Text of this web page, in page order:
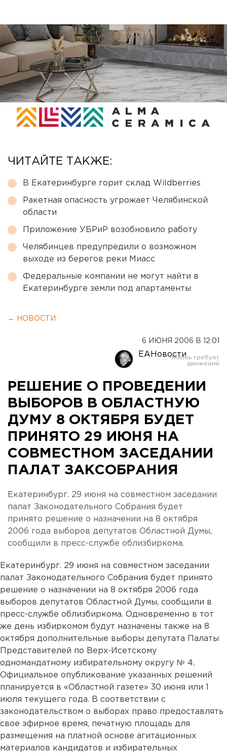
ЧИТАЙТЕ ТАКЖЕ:
В Екатеринбурге горит склад Wildberries
Ракетная опасность угрожает Челябинской
области
Приложение УБРиР возобновило работу
Челябинцев предупредили о возможном
выходе из берегов реки Миасс
Федеральные компании не могут найти в
Екатеринбурге земли под апартаменты
← НОВОСТИ
6 ИЮНЯ 2006 В 12:01
ЕАНовости
РЕШЕНИЕ О ПРОВЕДЕНИИ
ВЫБОРОВ В ОБЛАСТНУЮ
ДУМУ 8 ОКТЯБРЯ БУДЕТ
ПРИНЯТО 29 ИЮНЯ НА
СОВМЕСТНОМ ЗАСЕДАНИИ
ПАЛАТ ЗАКСОБРАНИЯ
Екатеринбург. 29 июня на совместном заседании
палат Законодательного Собрания будет
принято решение о назначении на 8 октября
2006 года выборов депутатов Областной Думы,
сообщили в пресс-службе облизбиркома.
Екатеринбург. 29 июня на совместном заседании
палат Законодательного Собрания будет принято
решение о назначении на 8 октября 2006 года
выборов депутатов Областной Думы, сообщили в
пресс-службе облизбиркома. Одновременно в тот
же день избиркомом будут назначены также на 8
октября дополнительные выборы депутата Палаты
Представителей по Верх-Исетскому
одномандатному избирательному округу № 4.
Официальное опубликование указанных решений
планируется в «Областной газете» 30 июня или 1
июля текущего года. В соответствии с
законодательством о выборах право предоставлять
свое эфирное время, печатную площадь для
размещения на платной основе агитационных
материалов кандидатов и избирательных